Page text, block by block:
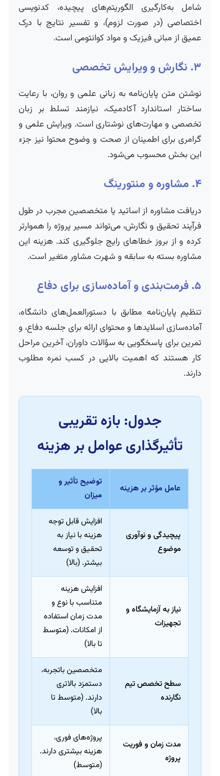
شامل به‌کارگیری الگوریتم‌های پیچیده، کدنویسی
اختصاصی (در صورت لزوم)، و تفسیر نتایج با درک
عمیق از مبانی فیزیک و مواد کوانتومی است.
۳. نگارش و ویرایش تخصصی
نوشتن متن پایان‌نامه به زبانی علمی و روان، با رعایت
ساختار استاندارد آکادمیک، نیازمند تسلط بر زبان
تخصصی و مهارت‌های نوشتاری است. ویرایش علمی و
گرامری برای اطمینان از صحت و وضوح محتوا نیز جزء
این بخش محسوب می‌شود.
۴. مشاوره و منتورینگ
دریافت مشاوره از اساتید یا متخصصین مجرب در طول
فرآیند تحقیق و نگارش، می‌تواند مسیر پروژه را هموارتر
کرده و از بروز خطاهای رایج جلوگیری کند. هزینه این
مشاوره بسته به سابقه و شهرت مشاور متغیر است.
۵. فرمت‌بندی و آماده‌سازی برای دفاع
تنظیم پایان‌نامه مطابق با دستورالعمل‌های دانشگاه،
آماده‌سازی اسلایدها و محتوای ارائه برای جلسه دفاع، و
تمرین برای پاسخگویی به سؤالات داوران، آخرین مراحل
کار هستند که اهمیت بالایی در کسب نمره مطلوب
دارند.
جدول: بازه تقریبی
تأثیرگذاری عوامل بر هزینه
عامل مؤثر بر هزینه
توضیح تأثیر و
میزان
پیچیدگی و نوآوری
موضوع
افزایش قابل توجه
هزینه با نیاز به
تحقیق و توسعه
بیشتر. (بالا)
نیاز به آزمایشگاه و
تجهیزات
افزایش هزینه
متناسب با نوع و
مدت زمان استفاده
از امکانات. (متوسط
تا بالا)
سطح تخصص تیم
نگارنده
متخصصین باتجربه،
دستمزد بالاتری
دارند. (متوسط تا
بالا)
مدت زمان و فوریت
پروژه
پروژه‌های فوری،
هزینه بیشتری دارند.
(متوسط)